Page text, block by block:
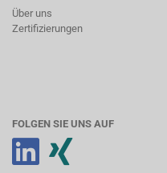
Über uns
Zertifizierungen
FOLGEN SIE UNS AUF